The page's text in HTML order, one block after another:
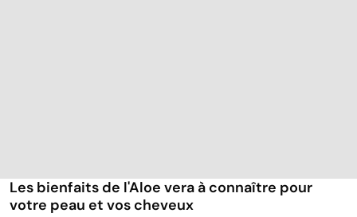
Les bienfaits de l'Aloe vera à connaître pour
votre peau et vos cheveux